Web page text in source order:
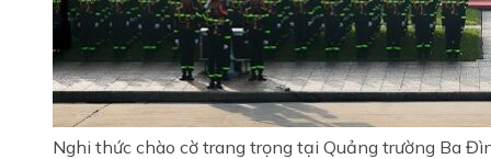
Nghi thức chào cờ trang trọng tại Quảng trường Ba